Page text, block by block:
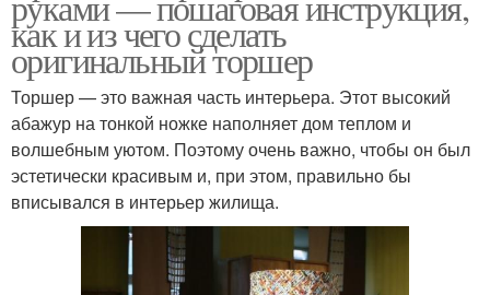
как и из чего сделать
оригинальный торшер
Торшер — это важная часть интерьера. Этот высокий
абажур на тонкой ножке наполняет дом теплом и
волшебным уютом. Поэтому очень важно, чтобы он был
эстетически красивым и, при этом, правильно бы
вписывался в интерьер жилища.